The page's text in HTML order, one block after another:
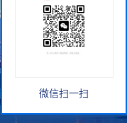
微信扫一扫